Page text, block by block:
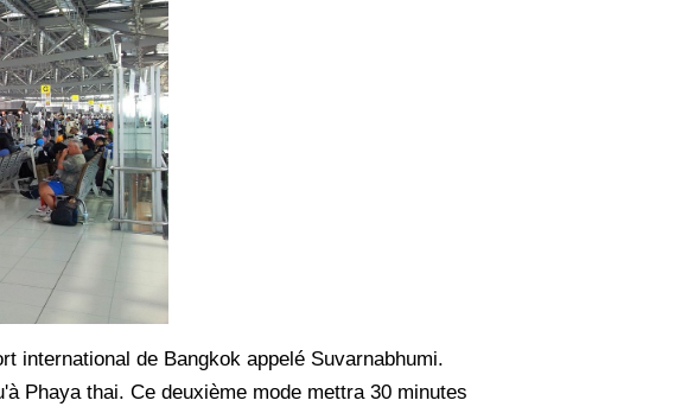
international de Bangkok appelé Suvarnabhumi.
Phaya thai. Ce deuxième mode mettra 30 minutes